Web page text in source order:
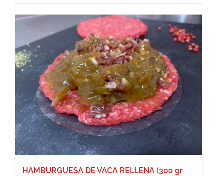
HAMBURGUESA DE VACA RELLENA (300 gr